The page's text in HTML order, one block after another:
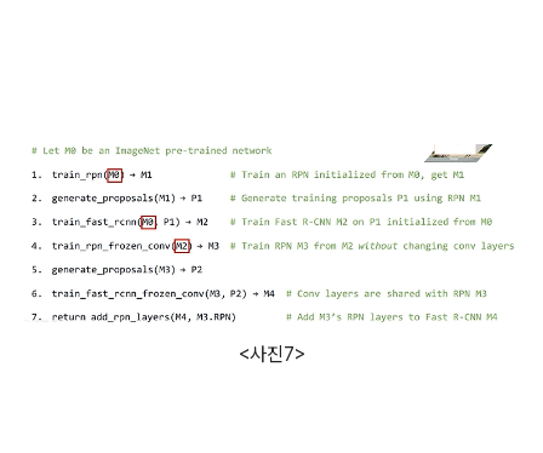
<사진7>